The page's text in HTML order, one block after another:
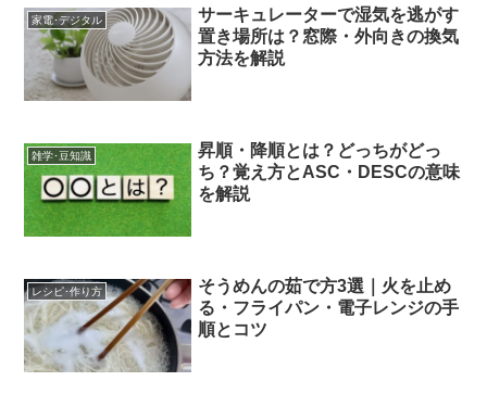
家電･デジタル
サーキュレーターで湿気を逃がす
置き場所は？窓際・外向きの換気
方法を解説
雑学･豆知識
昇順・降順とは？どっちがどっ
ち？覚え方とASC・DESCの意味
を解説
レシピ･作り方
そうめんの茹で方3選｜火を止め
る・フライパン・電子レンジの手
順とコツ